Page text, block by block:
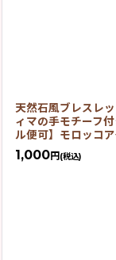
天然石風ブレスレ
ィマの手モチーフ
ル便可】モロッコ
1,000円 (税込)